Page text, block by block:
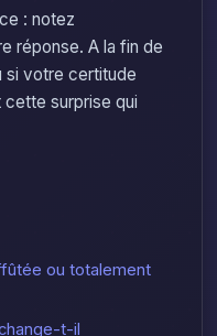
: notez
réponse. A la fin de
si votre certitude
surprise qui
ou totalement
t-il